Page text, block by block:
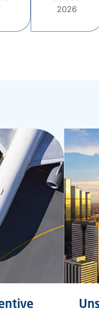
2026